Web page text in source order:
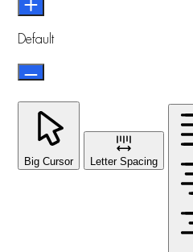
Default
Big Cursor Letter Spacing